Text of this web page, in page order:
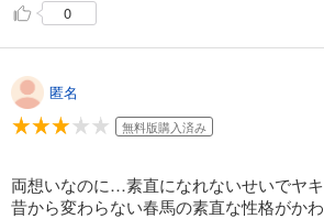
0
匿名
無料版購入済み
両想いなのに…素直になれないせいでヤ
昔から変わらない春馬の素直な性格がか